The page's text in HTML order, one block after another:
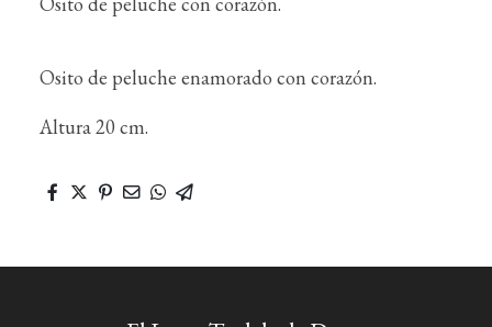
Osito de peluche enamorado con corazón.
Altura 20 cm.